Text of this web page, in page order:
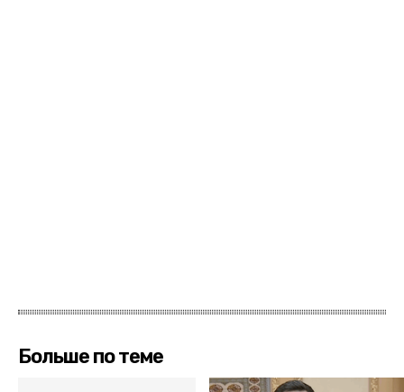
Больше по теме